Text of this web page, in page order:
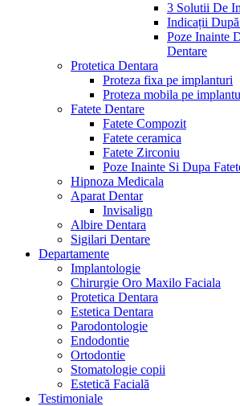
3 Solutii De
Indicații
Poze Inainte
Dentare
Protetica Dentara
Proteza fixa pe implanturi
Proteza mobila pe
Fatete Dentare
Fatete Compozit
Fatete ceramica
Fatete Zirconiu
Poze Inainte Si Dupa
Hipnoza Medicala
Aparat Dentar
Invisalign
Albire Dentara
Sigilari Dentare
Departamente
Implantologie
Chirurgie Oro Maxilo Faciala
Protetica Dentara
Estetica Dentara
Parodontologie
Endodontie
Ortodontie
Stomatologie copii
Estetică Facială
Testimoniale